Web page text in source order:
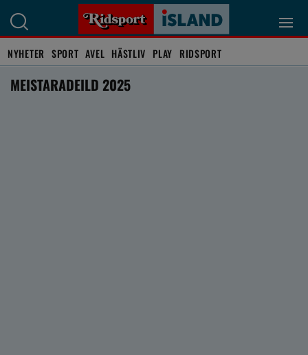
NYHETER SPORT AVEL HÄSTLIV PLAY RIDSPORT
MEISTARADEILD 2025